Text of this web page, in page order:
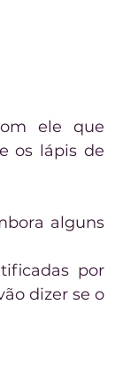
ele que
os lápis de
alguns
por
dizer se o